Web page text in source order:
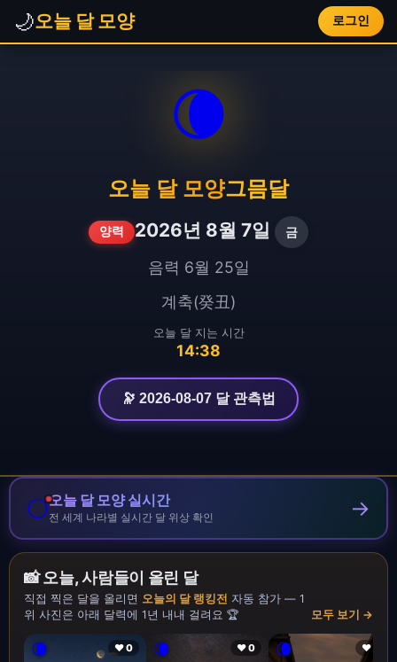
🌙오늘 달 모양 로그인
🌘
오늘 달 모양그믐달
양력 2026년 8월 7일 금
음력 6월 25일
계축(癸丑)
오늘 달 지는 시간
14:38
🔭 2026-08-07 달 관측법
🌕오늘 달 모양 실시간
전 세계 나라별 실시간 달 위상 확인 →
📸 오늘, 사람들이 올린 달
직접 찍은 달을 올리면 오늘의 달 랭킹전 자동 참가 — 1
위 사진은 아래 달력에 1년 내내 걸려요 🏆
모두 보기 →
🌘 ❤ 0 🌘 ❤ 0 🌘 ❤ 1